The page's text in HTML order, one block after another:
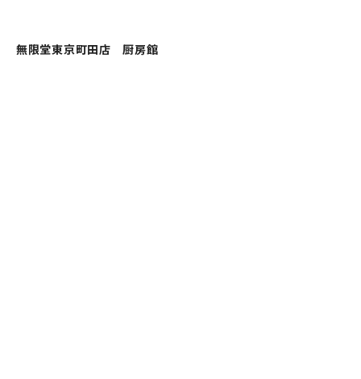
無限堂東京町田店 厨房館